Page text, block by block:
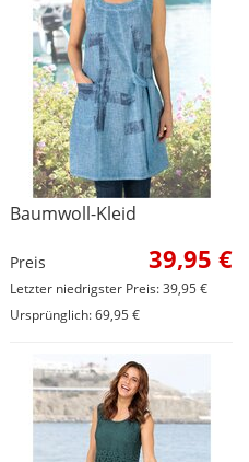
Baumwoll-Kleid
Preis 39,95 €
Letzter niedrigster Preis: 39,95 €
Ursprünglich: 69,95 €